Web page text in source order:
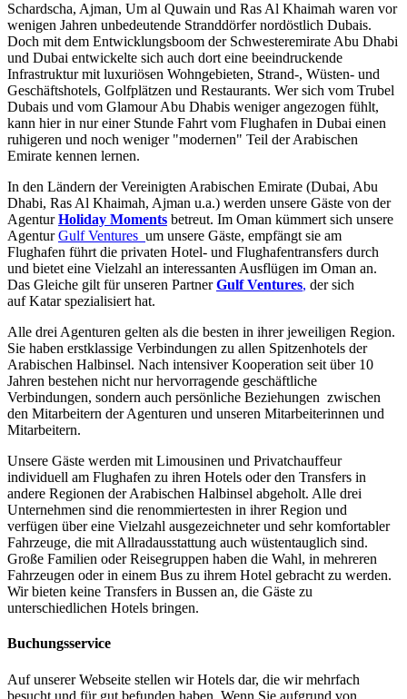
Schardscha, Ajman, Um al Quwain und Ras Al Khaimah waren vor
wenigen Jahren unbedeutende Stranddörfer nordöstlich Dubais.
Doch mit dem Entwicklungsboom der Schwesteremirate Abu Dhabi
und Dubai entwickelte sich auch dort eine beeindruckende
Infrastruktur mit luxuriösen Wohngebieten, Strand-, Wüsten- und
Geschäftshotels, Golfplätzen und Restaurants. Wer sich vom Trubel
Dubais und vom Glamour Abu Dhabis weniger angezogen fühlt,
kann hier in nur einer Stunde Fahrt vom Flughafen in Dubai einen
ruhigeren und noch weniger "modernen" Teil der Arabischen
Emirate kennen lernen.
In den Ländern der Vereinigten Arabischen Emirate (Dubai, Abu
Dhabi, Ras Al Khaimah, Ajman u.a.) werden unsere Gäste von der
AgenturHoliday Moments betreut. Im Oman kümmert sich unsere
AgenturGulf Ventures um unsere Gäste, empfängt sie am
Flughafen führt die privaten Hotel- und Flughafentransfers durch
und bietet eine Vielzahl an interessanten Ausflügen im Oman an.
Das Gleiche gilt für unseren PartnerGulf Ventures, der sich
auf Katar spezialisiert hat.
Alle drei Agenturen gelten als die besten in ihrer jeweiligen Region.
Sie haben erstklassige Verbindungen zu allen Spitzenhotels der
Arabischen Halbinsel. Nach intensiver Kooperation seit über 10
Jahren bestehen nicht nur hervorragende geschäftliche
Verbindungen, sondern auch persönliche Beziehungen zwischen
den Mitarbeitern der Agenturen und unseren Mitarbeiterinnen und
Mitarbeitern.
Unsere Gäste werden mit Limousinen und Privatchauffeur
individuell am Flughafen zu ihren Hotels oder den Transfers in
andere Regionen der Arabischen Halbinsel abgeholt. Alle drei
Unternehmen sind die renommiertesten in ihrer Region und
verfügen über eine Vielzahl ausgezeichneter und sehr komfortabler
Fahrzeuge, die mit Allradausstattung auch wüstentauglich sind.
Große Familien oder Reisegruppen haben die Wahl, in mehreren
Fahrzeugen oder in einem Bus zu ihrem Hotel gebracht zu werden.
Wir bieten keine Transfers in Bussen an, die Gäste zu
unterschiedlichen Hotels bringen.
Buchungsservice
Auf unserer Webseite stellen wir Hotels dar, die wir mehrfach
besucht und für gut befunden haben. Wenn Sie aufgrund von